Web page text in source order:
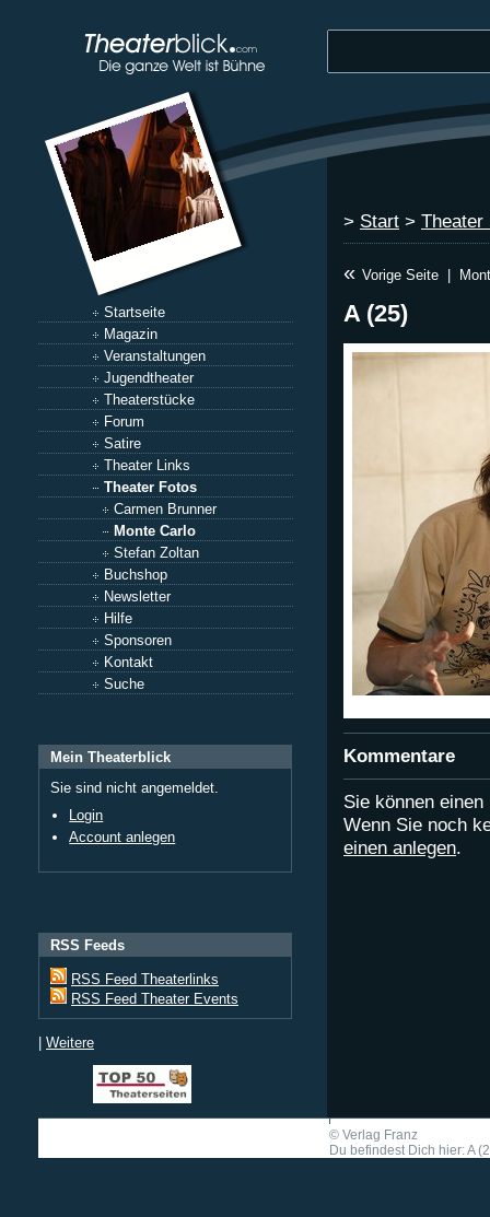
Startseite
Magazin
Veranstaltungen
Jugendtheater
Theaterstücke
Forum
Satire
Theater Links
Theater Fotos
Carmen Brunner
Monte Carlo
Stefan Zoltan
Buchshop
Newsletter
Hilfe
Sponsoren
Kontakt
Suche
Mein Theaterblick
Sie sind nicht angemeldet.
Login
Account anlegen
RSS Feeds
RSS Feed Theaterlinks
RSS Feed Theater Events
| Weitere
> Start > Theater
« Vorige Seite
A (25)
Kommentare
Sie können
Wenn Sie noch
einen anlegen.
© Verlag Franz
Du befindest Dich hier: A